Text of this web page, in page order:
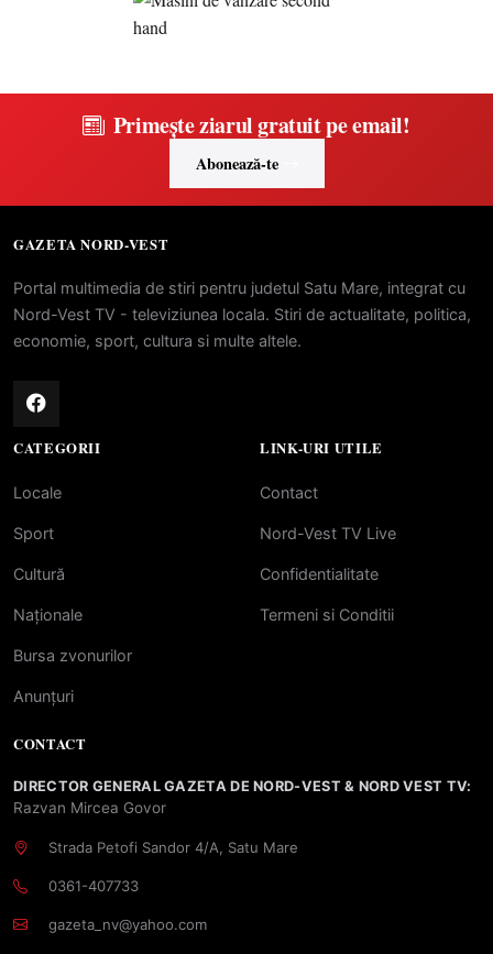
Primește ziarul gratuit pe email!
Abonează-te
GAZETA NORD-VEST
Portal multimedia de stiri pentru judetul Satu Mare, integrat cu
Nord-Vest TV - televiziunea locala. Stiri de actualitate, politica,
economie, sport, cultura si multe altele.
CATEGORII
Locale
Sport
Cultură
Naționale
Bursa zvonurilor
Anunțuri
LINK-URI UTILE
Contact
Nord-Vest TV Live
Confidentialitate
Termeni si Conditii
CONTACT
DIRECTOR GENERAL GAZETA DE NORD-VEST & NORD VEST TV:
Razvan Mircea Govor
Strada Petofi Sandor 4/A, Satu Mare
0361-407733
gazeta_nv@yahoo.com